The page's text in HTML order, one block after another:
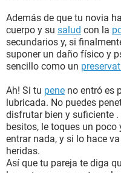
Además de que tu novia
cuerpo y su salud con la
secundarios y, si
suponer un daño físico y
sencillo como un
Ah! Si tu pene no entró es
lubricada. No puedes
disfrutar bien y suficiente
besitos, le toques un poco
entrar nada, y si lo hace
heridas.
Así que tu pareja te diga